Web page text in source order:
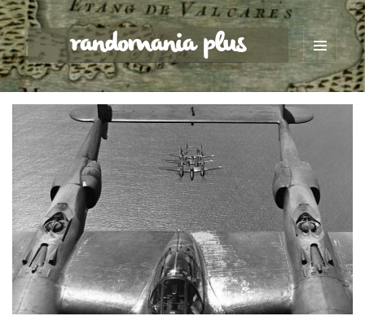
randomania plus
MENU
ET
WIDGETS